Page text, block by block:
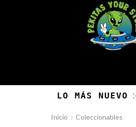
LO MÁS NUEVO
Inicio Coleccionables